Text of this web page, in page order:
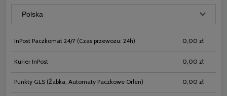
InPost Paczkomat 24/7 (Czas przewozu: 24h) 0,00 zł
Kurier InPost 0,00 zł
Punkty GLS (Żabka, Automaty Paczkowe Orlen) 0,00 zł